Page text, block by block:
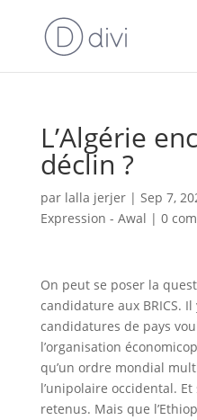
L’Algérie
déclin ?
par lalla jerjer| Sep 7,
Expression - Awal | 0
On peut se poser la
candidature aux BRICS.
candidatures de pays
l’organisation
qu’un ordre mondial
l’unipolaire occidental.
retenus. Mais que